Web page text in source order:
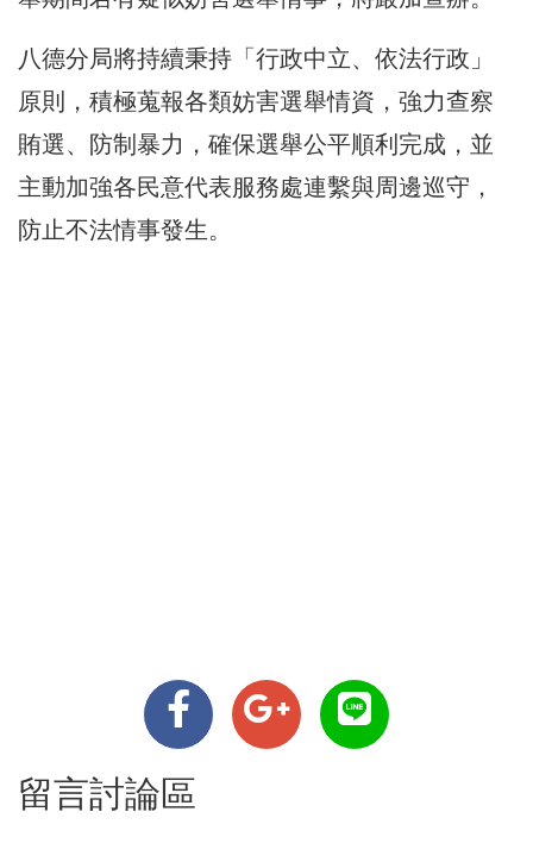
八德分局將持續秉持「行政中立、依法行政」
原則，積極蒐報各類妨害選舉情資，強力查察
賄選、防制暴力，確保選舉公平順利完成，並
主動加強各民意代表服務處連繫與周邊巡守，
防止不法情事發生。
留言討論區